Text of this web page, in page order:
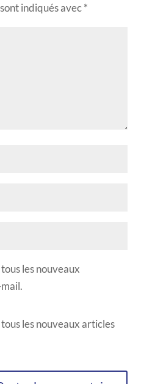
indiqués avec*
les nouveaux
les nouveaux articles